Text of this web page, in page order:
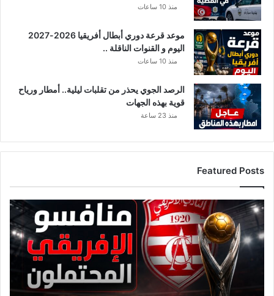
منذ 10 ساعات
موعد قرعة دوري أبطال أفريقيا 2026-2027
اليوم و القنوات الناقلة ..
منذ 10 ساعات
الرصد الجوي يحذر من تقلبات ليلية.. أمطار ورياح
قوية بهذه الجهات
منذ 23 ساعة
Featured Posts
قائمة
منافسي
النادي
الإفريقي